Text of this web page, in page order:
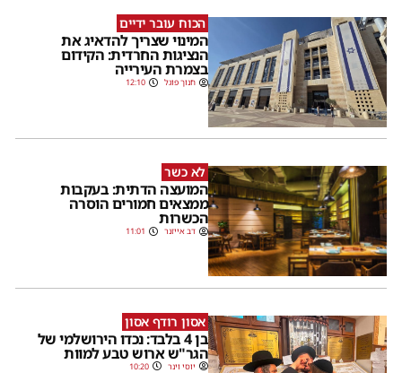
הכוח עובר ידיים
המינוי שצריך להדאיג את
הנציגות החרדית: הקידום
בצמרת העירייה
חנוך פוגל 12:10
לא כשר
המועצה הדתית: בעקבות
ממצאים חמורים הוסרה
הכשרות
דב אייזנר 11:01
אסון רודף אסון
בן 4 בלבד: נכדו הירושלמי של
הגר"ש ארוש טבע למוות
יוסי וינר 10:20